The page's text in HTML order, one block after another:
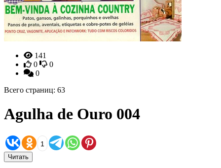
141
0
0
0
Всего страниц: 63
Agulha de Ouro 004
1
Читать